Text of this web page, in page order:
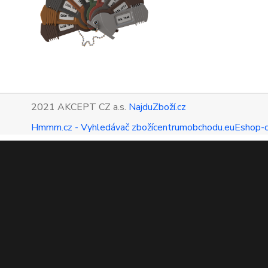
2021 AKCEPT CZ a.s. NajduZboží.cz
Hmmm.cz - Vyhledávač zbožícentrumobchodu.euEshop-